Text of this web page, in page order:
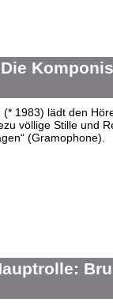
(* 1983) lädt den
völlige Stille und
(Gramophone).